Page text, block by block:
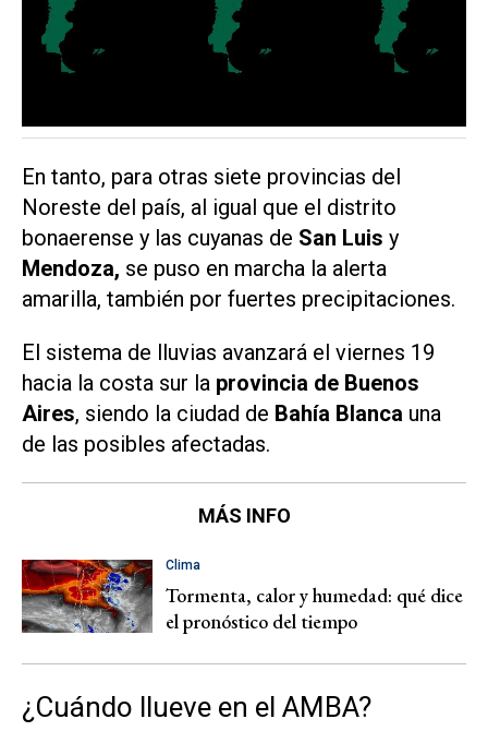
En tanto, para otras siete provincias del
Noreste del país, al igual que el distrito
bonaerense y las cuyanas de San Luis y
Mendoza, se puso en marcha la alerta
amarilla, también por fuertes precipitaciones.
El sistema de lluvias avanzará el viernes 19
hacia la costa sur la provincia de Buenos
Aires, siendo la ciudad de Bahía Blanca una
de las posibles afectadas.
MÁS INFO
Clima
Tormenta, calor y humedad: qué dice
el pronóstico del tiempo
¿Cuándo llueve en el AMBA?